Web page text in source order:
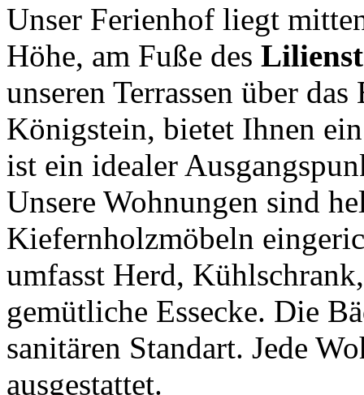
Unser Ferienhof liegt
Höhe, am Fuße des
unseren Terrassen über
Königstein, bietet Ihnen
ist ein idealer
Unsere Wohnungen sind
Kiefernholzmöbeln
umfasst Herd,
gemütliche Essecke. Die
sanitären Standart. Jede
ausgestattet.